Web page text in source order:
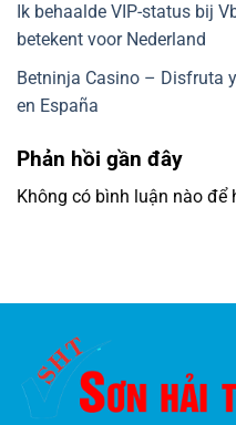
Ik behaalde VIP-status bij
betekent voor Nederland
Betninja Casino – Disfruta
en España
Phản hồi gần đây
Không có bình luận nào để